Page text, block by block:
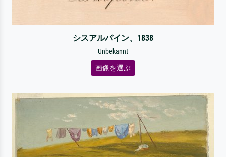
シスアルパイン、1838
Unbekannt
画像を選ぶ